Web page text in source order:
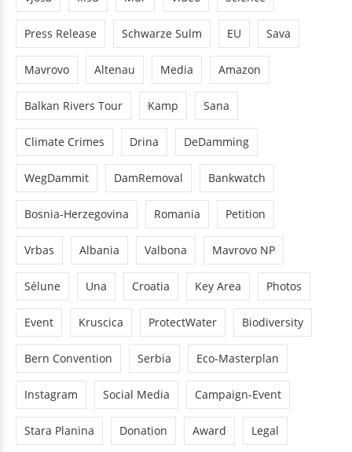
Press Release Schwarze Sulm EU Sava
Mavrovo Altenau Media Amazon
Balkan Rivers Tour Kamp Sana
Climate Crimes Drina DeDamming
WegDammit DamRemoval Bankwatch
Bosnia-Herzegovina Romania Petition
Vrbas Albania Valbona Mavrovo NP
Sélune Una Croatia Key Area Photos
Event Kruscica ProtectWater Biodiversity
Bern Convention Serbia Eco-Masterplan
Instagram Social Media Campaign-Event
Stara Planina Donation Award Legal